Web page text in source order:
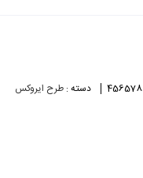
456578 دسته : طرح ایروکس